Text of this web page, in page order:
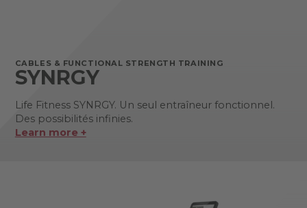
CABLES & FUNCTIONAL STRENGTH TRAINING
SYNRGY
Life Fitness SYNRGY. Un seul entraîneur fonctionnel.
Des possibilités infinies.
Learn more +